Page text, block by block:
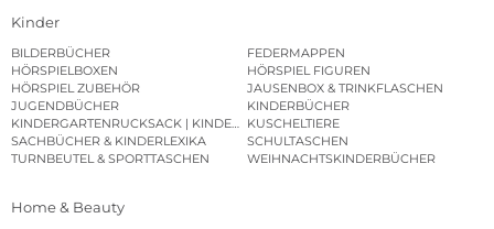
Kinder
BILDERBÜCHER
FEDERMAPPEN
HÖRSPIELBOXEN
HÖRSPIEL FIGUREN
HÖRSPIEL ZUBEHÖR
JAUSENBOX & TRINKFLASCHEN
JUGENDBÜCHER
KINDERBÜCHER
KINDERGARTENRUCKSACK | KINDERGARTENBEUTEL
KUSCHELTIERE
SACHBÜCHER & KINDERLEXIKA
SCHULTASCHEN
TURNBEUTEL & SPORTTASCHEN
WEIHNACHTSKINDERBÜCHER
Home & Beauty